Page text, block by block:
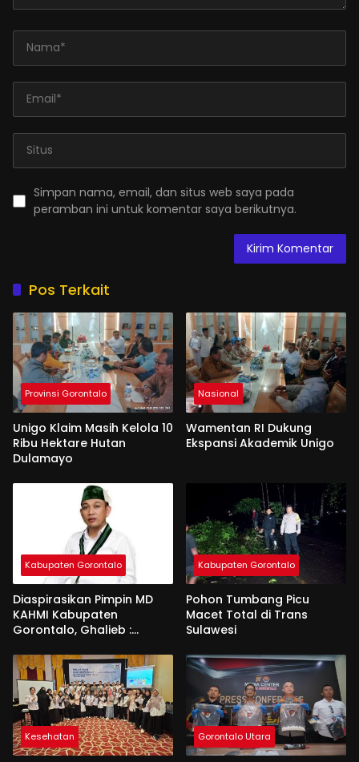
Simpan nama, email, dan situs web saya pada
peramban ini untuk komentar saya berikutnya.
Pos Terkait
Provinsi Gorontalo
Unigo Klaim Masih Kelola 10
Ribu Hektare Hutan
Dulamayo
Nasional
Wamentan RI Dukung
Ekspansi Akademik Unigo
Kabupaten Gorontalo
Diaspirasikan Pimpin MD
KAHMI Kabupaten
Gorontalo, Ghalieb :
Kabupaten Gorontalo
Pohon Tumbang Picu
Macet Total di Trans
Sulawesi
Kesehatan Gorontalo Utara